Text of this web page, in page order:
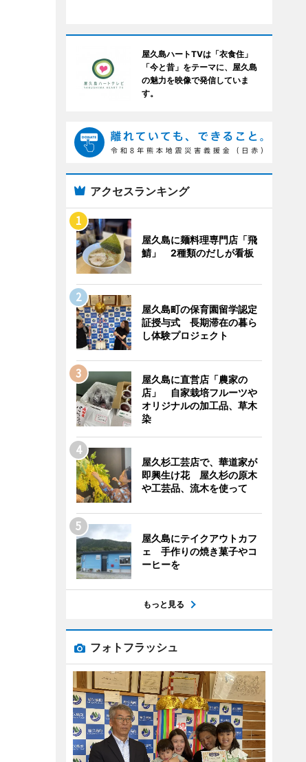
屋久島ハートTVは「衣食住」
「今と昔」をテーマに、屋久島
の魅力を映像で発信していま
す。
アクセスランキング
屋久島に麺料理専門店「飛
鯖」 2種類のだしが看板
屋久島町の保育園留学認定
証授与式 長期滞在の暮ら
し体験プロジェクト
屋久島に直営店「農家の
店」 自家栽培フルーツや
オリジナルの加工品、草木
染
屋久杉工芸店で、華道家が
即興生け花 屋久杉の原木
や工芸品、流木を使って
屋久島にテイクアウトカフ
ェ 手作りの焼き菓子やコ
ーヒーを
もっと見る
フォトフラッシュ